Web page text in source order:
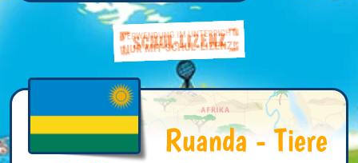
Ruanda - Tiere